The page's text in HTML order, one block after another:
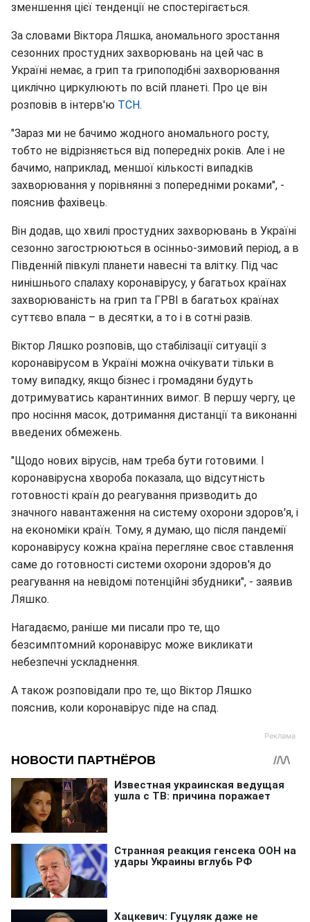
зменшення цієї тенденції не спостерігається.
За словами Віктора Ляшка, аномального зростання
сезонних простудних захворювань на цей час в
Україні немає, а грип та грипоподібні захворювання
циклічно циркулюють по всій планеті. Про це він
розповів в інтерв'ю ТСН.
"Зараз ми не бачимо жодного аномального росту,
тобто не відрізняється від попередніх років. Але і не
бачимо, наприклад, меншої кількості випадків
захворювання у порівнянні з попередніми роками", -
пояснив фахівець.
Він додав, що хвилі простудних захворювань в Україні
сезонно загострюються в осінньо-зимовий період, а в
Південній півкулі планети навесні та влітку. Під час
нинішнього спалаху коронавірусу, у багатьох країнах
захворюваність на грип та ГРВІ в багатьох країнах
суттєво впала – в десятки, а то і в сотні разів.
Віктор Ляшко розповів, що стабілізації ситуації з
коронавірусом в Україні можна очікувати тільки в
тому випадку, якщо бізнес і громадяни будуть
дотримуватись карантинних вимог. В першу чергу, це
про носіння масок, дотримання дистанції та виконанні
введених обмежень.
"Щодо нових вірусів, нам треба бути готовими. І
коронавірусна хвороба показала, що відсутність
готовності країн до реагування призводить до
значного навантаження на систему охорони здоров'я, і
на економіки країн. Тому, я думаю, що після пандемії
коронавірусу кожна країна перегляне своє ставлення
саме до готовності системи охорони здоров'я до
реагування на невідомі потенційні збудники", - заявив
Ляшко.
Нагадаємо, раніше ми писали про те, що
безсимптомний коронавірус може викликати
небезпечні ускладнення.
А також розповідали про те, що Віктор Ляшко
пояснив, коли коронавірус піде на спад.